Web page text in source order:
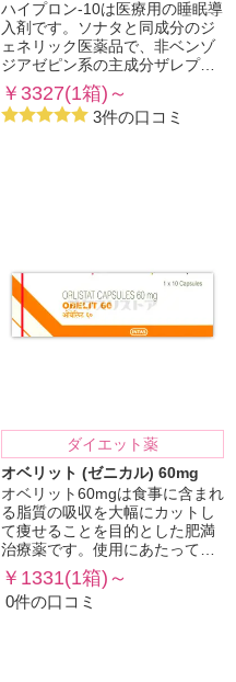
ハイプロン-10は医療用の睡眠導
入剤です。ソナタと同成分のジ
ェネリック医薬品で、非ベンゾ
ジアゼピン系の主成分ザレプ…
￥3327(1箱)～
3件の口コミ
ダイエット薬
オベリット (ゼニカル) 60mg
オベリット60mgは食事に含まれ
る脂質の吸収を大幅にカットし
て痩せることを目的とした肥満
治療薬です。使用にあたって…
￥1331(1箱)～
0件の口コミ